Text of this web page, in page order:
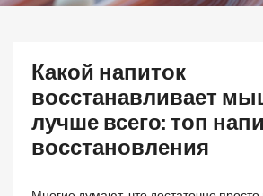
Какой напиток
восстанавливает
лучше всего: топ
восстановления